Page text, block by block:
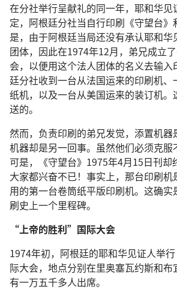
在分社举行呈献礼的同一年，耶和华见
定，阿根廷分社当自行印刷《守望台
是，由于阿根廷当局还没有承认耶和
团体，因此在1974年12月，弟兄成立
会，以便用这个法人团体的名义去输
廷分社收到一台从法国运来的印刷机、
纸机，以及一台从美国运来的装订机。
送的。
然而，负责印刷的弟兄发觉，添置机器
机器却是另一回事。虽然他们必须克服
可是，《守望台》1975年4月15日刊却
大家都兴奋不已！事实上，那台印刷
用的第一台卷筒纸平版印刷机。这确
刷史上一个里程碑。
“上帝的胜利”国际大会
1974年初，阿根廷的耶和华见证人举
际大会，地点分别在里奥塞瓦约斯和
有一万五千多人出席。